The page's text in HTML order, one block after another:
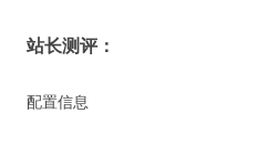
站长测评：
配置信息